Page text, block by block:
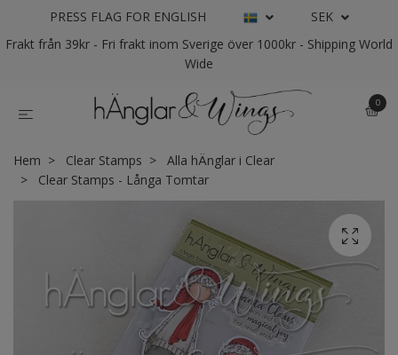
PRESS FLAG FOR ENGLISH
SEK
Frakt från 39kr - Fri frakt inom Sverige över 1000kr - Shipping World
Wide
0
Hem Clear Stamps
Alla hÄnglar i Clear
Clear Stamps - Långa Tomtar